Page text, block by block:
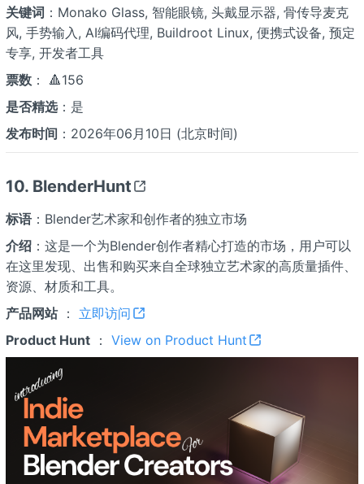
关键词 ：Monako Glass, 智能眼镜, 头戴显示器, 骨传导麦克
风, 手势输入, AI编码代理, Buildroot Linux, 便携式设备, 预定
专享, 开发者工具
票数： 🔺156
是否精选：是
发布时间 ：2026年06月10日 (北京时间)
10. BlenderHunt
标语：Blender艺术家和创作者的独立市场
介绍：这是一个为Blender创作者精心打造的市场，用户可以
在这里发现、出售和购买来自全球独立艺术家的高质量插件、
资源、材质和工具。
产品网站： 立即访问
Product Hunt： View on Product Hunt